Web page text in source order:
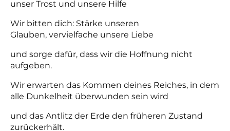
unser Trost und unsere Hilfe
Wir bitten dich: Stärke unseren
Glauben, vervielfache unsere Liebe
und sorge dafür, dass wir die Hoffnung nicht
aufgeben.
Wir erwarten das Kommen deines Reiches, in dem
alle Dunkelheit überwunden sein wird
und das Antlitz der Erde den früheren Zustand
zurückerhält.